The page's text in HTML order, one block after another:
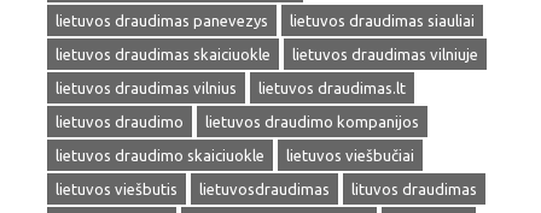
lietuvos draudimas panevezys
lietuvos draudimas siauliai
lietuvos draudimas skaiciuokle
lietuvos draudimas vilniuje
lietuvos draudimas vilnius
lietuvos draudimas.lt
lietuvos draudimo
lietuvos draudimo kompanijos
lietuvos draudimo skaiciuokle
lietuvos viešbučiai
lietuvos viešbutis
lietuvosdraudimas
lituvos draudimas